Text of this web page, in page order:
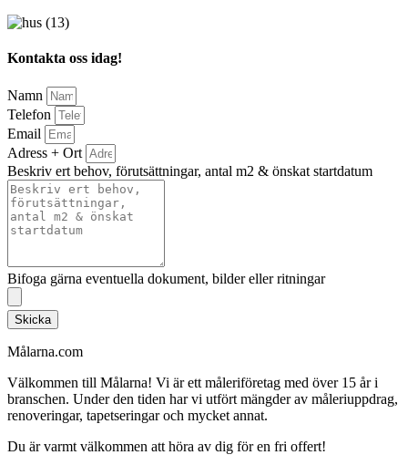
Kontakta oss idag!
Namn
Telefon
Email
Adress + Ort
Beskriv ert behov, förutsättningar, antal m2 & önskat startdatum
Bifoga gärna eventuella dokument, bilder eller ritningar
Skicka
Målarna.com
Välkommen till Målarna! Vi är ett måleriföretag med över 15 år i
branschen. Under den tiden har vi utfört mängder av måleriuppdrag,
renoveringar, tapetseringar och mycket annat.
Du är varmt välkommen att höra av dig för en fri offert!